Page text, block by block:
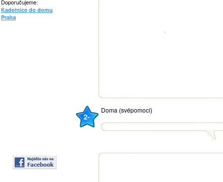
Doporučujeme:
Kadeřnice do domu
Praha
2-
Doma (svépomocí)